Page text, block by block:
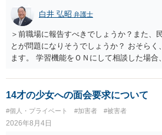
白井 弘昭 弁護士
＞前職場に報告すべきでしょうか？また、
とが問題になりそうでしょうか？ おそら
ます。 学習機能をＯＮにして相談した場
する可能性がありますが、個人名や会社名
般論として抽象化されて回答に織り込まれ
せんので、その情報自体が、秘密情報に当
誉棄損として、個人や会社に対する誹謗中
当たるとも思われません。 もちろん、誰が
14才の少女への面会要求について
#個人・プライベート #加害者 #被害者
2026年8月4日